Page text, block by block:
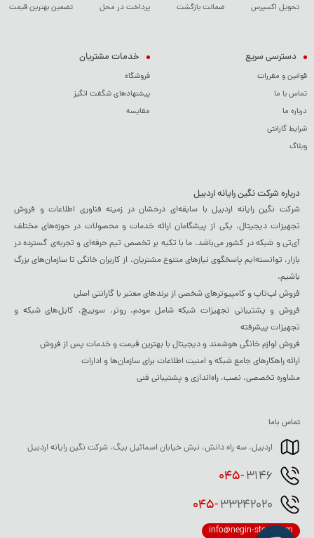
تحویل اکسپرس ضمانت بازگشت پرداخت در محل تضمین بهترین قیمت
دسترسی سریع
قوانین و مقررات
تماس با ما
درباره ما
شرایط گارانتی
وبلاگ
خدمات مشتریان
فروشگاه
پیشنهادهای شگفت انگیز
مقایسه
درباره شرکت نگین رایانه اردبیل
شرکت نگین رایانه اردبیل با سابقه‌ای درخشان در زمینه فناوری اطلاعات و فروش
تجهیزات دیجیتال، یکی از پیشگامان ارائه خدمات و محصولات در حوزه‌های مختلف
آی‌تی و شبکه در کشور می‌باشد. ما با تکیه بر تخصص تیم حرفه‌ای و تجربه‌ی گسترده در
بازار، توانسته‌ایم پاسخگوی نیازهای متنوع مشتریان، از کاربران خانگی تا سازمان‌های بزرگ
باشیم.
فروش لپ‌تاپ و کامپیوترهای شخصی از برندهای معتبر با گارانتی اصلی
فروش و پشتیبانی تجهیزات شبکه شامل مودم، روتر، سوییچ، کابل‌های شبکه و
تجهیزات پیشرفته
فروش لوازم خانگی هوشمند و دیجیتال با بهترین قیمت و خدمات پس از فروش
ارائه راهکارهای جامع شبکه و امنیت اطلاعات برای سازمان‌ها و ادارات
مشاوره تخصصی، نصب، راه‌اندازی و پشتیبانی فنی
تماس باما
اردبیل، سه راه دانش، نبش خیابان اسمائیل بیگ، شرکت نگین رایانه اردبیل
045-3146
045-33242020
info@negin-store.com